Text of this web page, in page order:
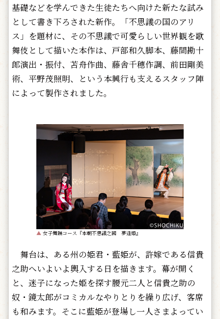
基礎などを学んできた生徒たちへ向けた新たな試み
として書き下ろされた新作。「不思議の国のアリ
ス」を題材に、その不思議で可愛らしい世界観を歌
舞伎として描いた本作は、戸部和久脚本、藤間勘十
郎演出・振付、苫舟作曲、藤舎千穂作調、前田剛美
術、平野茂照明、という本興行も支えるスタッフ陣
によって製作されました。
▲ 女子舞踊コース『本朝不思議之國 夢逢姫』
舞台は、ある州の姫君・藍姫が、許嫁である信貴
之助へいよいよ輿入する日を描きます。幕が開く
と、迷子になった姫を探す腰元二人と信貴之助の
奴・鏡太郎がコミカルなやりとりを繰り広げ、客席
も和みます。そこに藍姫が登場し一人さまよってい